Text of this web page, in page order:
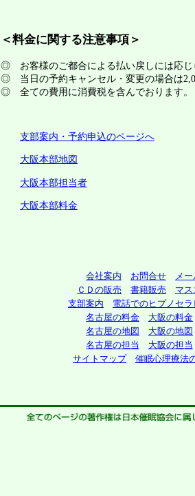
＜料金に関する注意事項＞
◎ お客様のご都合による払い戻しには応じ
◎ 当日の予約キャンセル・変更の場合は
◎ 全ての費用に消費税を含んでおります。
支部案内・予約申込のページへ
大阪本部地図
大阪本部担当者
大阪本部料金
会社案内 お問合せ
メ
ＣＤの販売
書籍販売
マ
支部案内
電話でのヒプノセラ
名古屋の料金
大阪の料金
名古屋の地図
大阪の地図
名古屋の担当
大阪の担当
サイトマップ
催眠心理療法